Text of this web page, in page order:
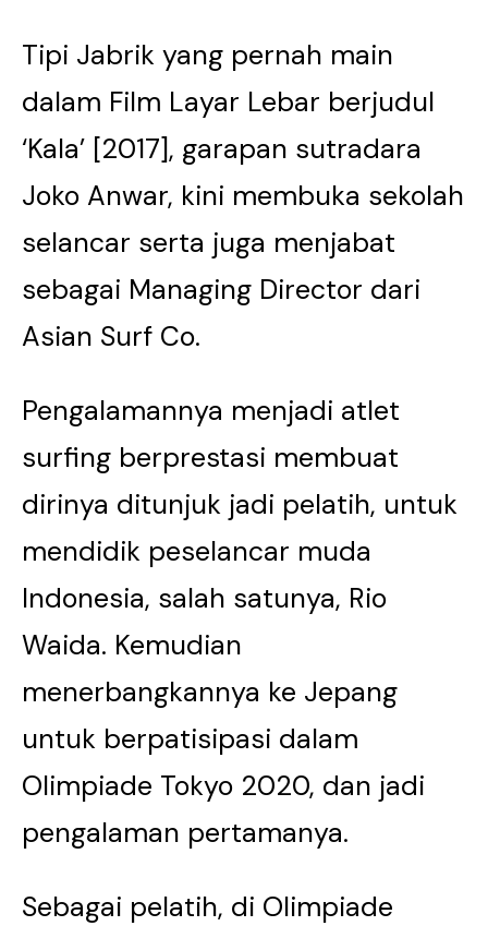
Tipi Jabrik yang pernah main
dalam Film Layar Lebar berjudul
‘Kala’ [2017], garapan sutradara
Joko Anwar, kini membuka sekolah
selancar serta juga menjabat
sebagai Managing Director dari
Asian Surf Co.
Pengalamannya menjadi atlet
surfing berprestasi membuat
dirinya ditunjuk jadi pelatih, untuk
mendidik peselancar muda
Indonesia, salah satunya, Rio
Waida. Kemudian
menerbangkannya ke Jepang
untuk berpatisipasi dalam
Olimpiade Tokyo 2020, dan jadi
pengalaman pertamanya.
Sebagai pelatih, di Olimpiade